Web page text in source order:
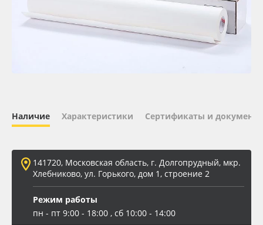
Oracal 641
Вспененный ПВХ
Баннер
Наличие Характеристики Сертификаты и
141720, Московская область, г. Долгопрудный, мкр.
Хлебниково, ул. Горького, дом 1, строение 2
Режим работы
пн - пт 9:00 - 18:00 , сб 10:00 - 14:00